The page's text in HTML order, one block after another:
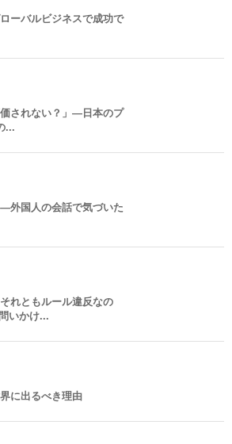
ーバルビジネスで成功で
価されない？」—日本のプ
...
—外国人の会話で気づいた
れともルール違反なの
いかけ...
に出るべき理由